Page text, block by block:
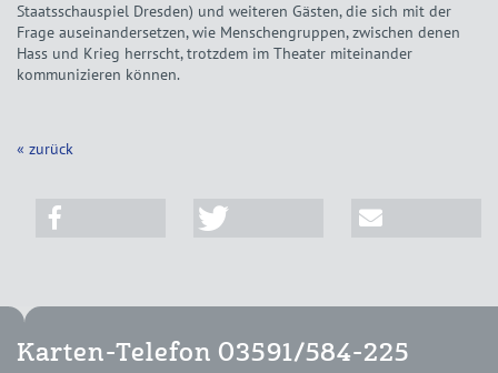
Staatsschauspiel Dresden) und weiteren Gästen, die sich mit der
Frage auseinandersetzen, wie Menschengruppen, zwischen denen
Hass und Krieg herrscht, trotzdem im Theater miteinander
kommunizieren können.
« zurück
Karten-Telefon 03591/584-225